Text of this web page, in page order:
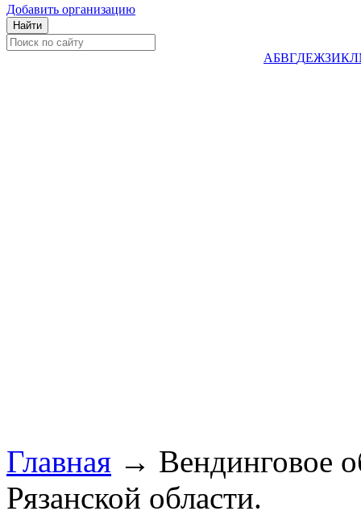
Добавить организацию
АБВГДЕЖЗИКЛ
Главная → Вендинговое
Рязанской области.